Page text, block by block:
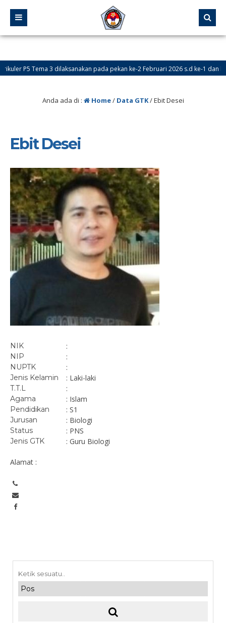
P5 Tema 3 dilaksanakan pada pekan ke-2 Februari 2026 s.d ke-1 dan ke-2
Baru (PPDB) Online dibuka pada tanggal 24 Mei – 18 Juni 2026
Anda ada di : Home/ Data GTK/Ebit Desei
Ebit Desei
NIK :
NIP :
NUPTK :
Jenis Kelamin : Laki-laki
T.T.L :
Agama : Islam
Pendidikan : S1
Jurusan : Biologi
Status : PNS
Jenis GTK : Guru Biologi
Alamat :